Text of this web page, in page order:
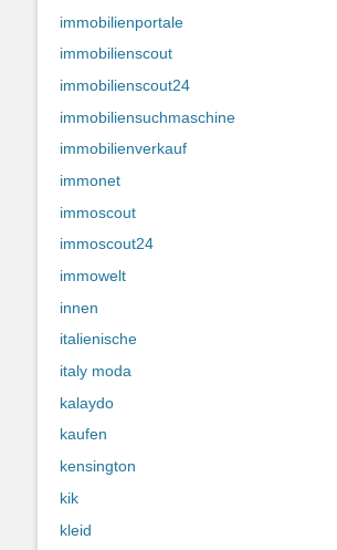
immobilienportale
immobilienscout
immobilienscout24
immobiliensuchmaschine
immobilienverkauf
immonet
immoscout
immoscout24
immowelt
innen
italienische
italy moda
kalaydo
kaufen
kensington
kik
kleid